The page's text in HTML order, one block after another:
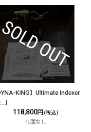
KING】Ultimate Indexer
118,800円 (税込)
在庫なし